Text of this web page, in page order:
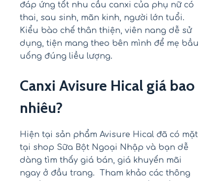
đáp ứng tốt nhu cầu canxi của phụ nữ có
thai, sau sinh, mãn kinh, người lớn tuổi.
Kiểu bào chế thân thiện, viên nang dễ sử
dụng, tiện mang theo bên mình để mẹ bầu
uống đúng liều lượng.
Canxi Avisure Hical giá bao
nhiêu?
Hiện tại sản phẩm Avisure Hical đã có mặt
tại shop Sữa Bột Ngoại Nhập và bạn dễ
dàng tìm thấy giá bán, giá khuyến mãi
ngay ở đầu trang. Tham khảo các thông